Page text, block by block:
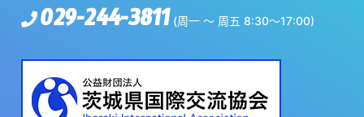
029-244-3811 (周一 ～ 周五 8:30～17:00)